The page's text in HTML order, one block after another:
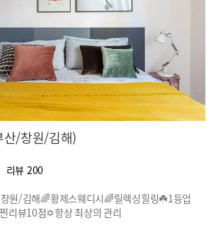
산/창원/김해)
리뷰 200
원/김해🌈황제스웨디시🌈릴렉싱힐링☘️1등업
뷰10점✡️항상 최상의 관리